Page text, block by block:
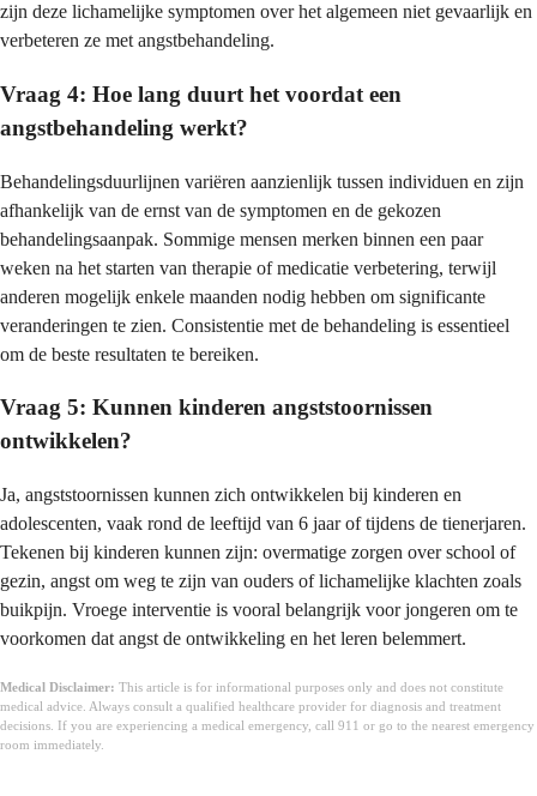
zijn deze lichamelijke symptomen over het algemeen niet gevaarlijk en
verbeteren ze met angstbehandeling.
Vraag 4: Hoe lang duurt het voordat een
angstbehandeling werkt?
Behandelingsduurlijnen variëren aanzienlijk tussen individuen en zijn
afhankelijk van de ernst van de symptomen en de gekozen
behandelingsaanpak. Sommige mensen merken binnen een paar
weken na het starten van therapie of medicatie verbetering, terwijl
anderen mogelijk enkele maanden nodig hebben om significante
veranderingen te zien. Consistentie met de behandeling is essentieel
om de beste resultaten te bereiken.
Vraag 5: Kunnen kinderen angststoornissen
ontwikkelen?
Ja, angststoornissen kunnen zich ontwikkelen bij kinderen en
adolescenten, vaak rond de leeftijd van 6 jaar of tijdens de tienerjaren.
Tekenen bij kinderen kunnen zijn: overmatige zorgen over school of
gezin, angst om weg te zijn van ouders of lichamelijke klachten zoals
buikpijn. Vroege interventie is vooral belangrijk voor jongeren om te
voorkomen dat angst de ontwikkeling en het leren belemmert.
Medical Disclaimer: This article is for informational purposes only and does not constitute
medical advice. Always consult a qualified healthcare provider for diagnosis and treatment
decisions. If you are experiencing a medical emergency, call 911 or go to the nearest emergency
room immediately.